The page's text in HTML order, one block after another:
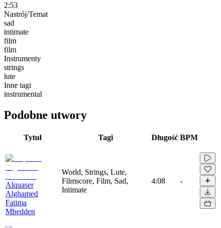
2:53
Nastrój/Temat
sad
intimate
film
film
Instrumenty
strings
lute
Inne tagi
instrumental
Podobne utwory
Tytuł Tagi Długość BPM
Alquaser
Alghamed
Fatima
Mhedden
World, Strings, Lute,
Filmscore, Film, Sad,
Intimate
4:08 -